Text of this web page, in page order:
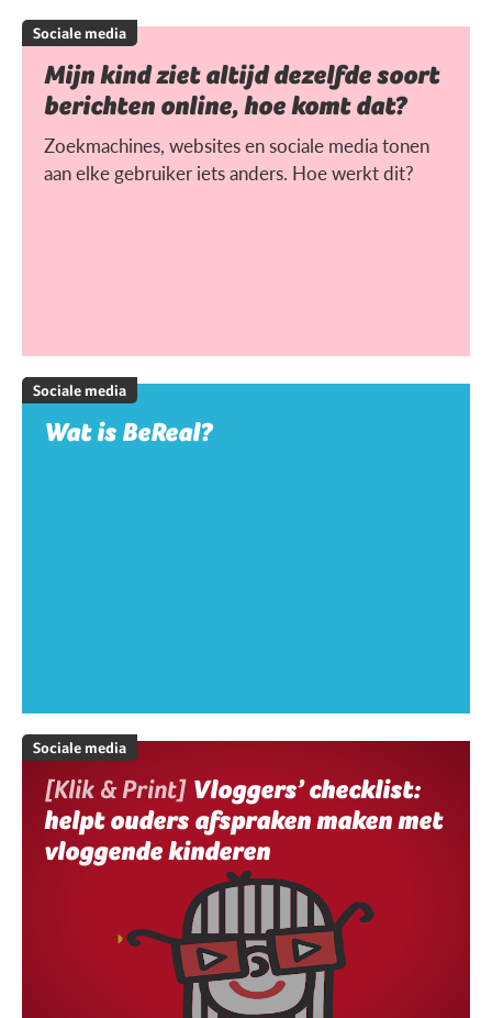
Sociale media
Mijn kind ziet altijd dezelfde soort
berichten online, hoe komt dat?
Zoekmachines, websites en sociale media tonen
aan elke gebruiker iets anders. Hoe werkt dit?
Sociale media
Wat is BeReal?
Sociale media
[Klik & Print] Vloggers’ checklist:
helpt ouders afspraken maken met
vloggende kinderen